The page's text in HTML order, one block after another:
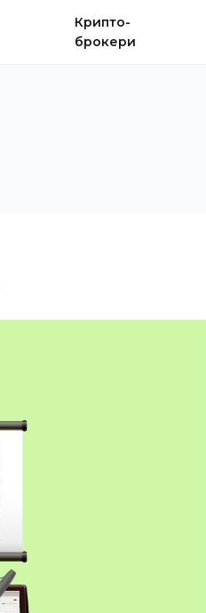
Крипто-
брокери